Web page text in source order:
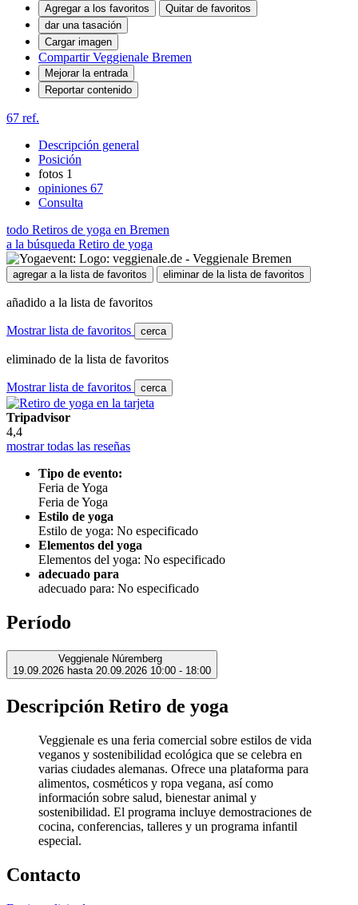
Agregar a los favoritos
Quitar de favoritos
dar una tasación
Cargar imagen
Compartir Veggienale Bremen
Mejorar la entrada
Reportar contenido
67 ref.
Descripción general
Posición
fotos 1
opiniones 67
Consulta
todo Retiros de yoga en Bremen
a la búsqueda Retiro de yoga
agregar a la lista de favoritos eliminar de la lista de favoritos
añadido a la lista de favoritos
Mostrar lista de favoritos cerca
eliminado de la lista de favoritos
Mostrar lista de favoritos cerca
Tripadvisor
4,4
mostrar todas las reseñas
Tipo de evento:
Feria de Yoga
Feria de Yoga
Estilo de yoga
Estilo de yoga: No especificado
Elementos del yoga
Elementos del yoga: No especificado
adecuado para
adecuado para: No especificado
Período
Veggienale Núremberg
19.09.2026 hasta 20.09.2026 10:00 - 18:00
Descripción Retiro de yoga
Veggienale es una feria comercial sobre estilos de vida
veganos y sostenibilidad ecológica que se celebra en
varias ciudades alemanas. Ofrece una plataforma para
alimentos, cosméticos y ropa vegana, así como
información sobre salud, bienestar animal y
sostenibilidad. El programa incluye demostraciones de
cocina, conferencias, talleres y un programa infantil
especial.
Contacto